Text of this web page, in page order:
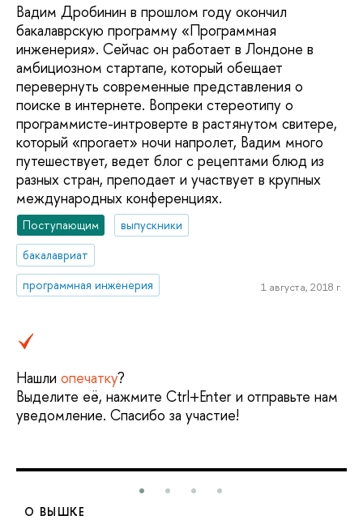
Вадим Дробинин в прошлом году окончил
бакалаврскую программу «Программная
инженерия». Сейчас он работает в Лондоне в
амбициозном стартапе, который обещает
перевернуть современные представления о
поиске в интернете. Вопреки стереотипу о
программисте-интроверте в растянутом свитере,
который «прогает» ночи напролет, Вадим много
путешествует, ведет блог с рецептами блюд из
разных стран, преподает и участвует в крупных
международных конференциях.
Поступающим
выпускники
бакалавриат
программная инженерия
1 августа, 2018 г.
Нашли опечатку?
Выделите её, нажмите Ctrl+Enter и отправьте нам
уведомление. Спасибо за участие!
О ВЫШКЕ